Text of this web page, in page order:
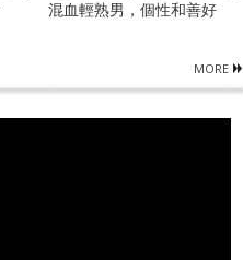
混血輕熟男，個性和善好
MORE